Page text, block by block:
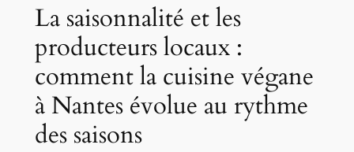
La saisonnalité et les
producteurs locaux :
comment la cuisine végane
à Nantes évolue au rythme
des saisons